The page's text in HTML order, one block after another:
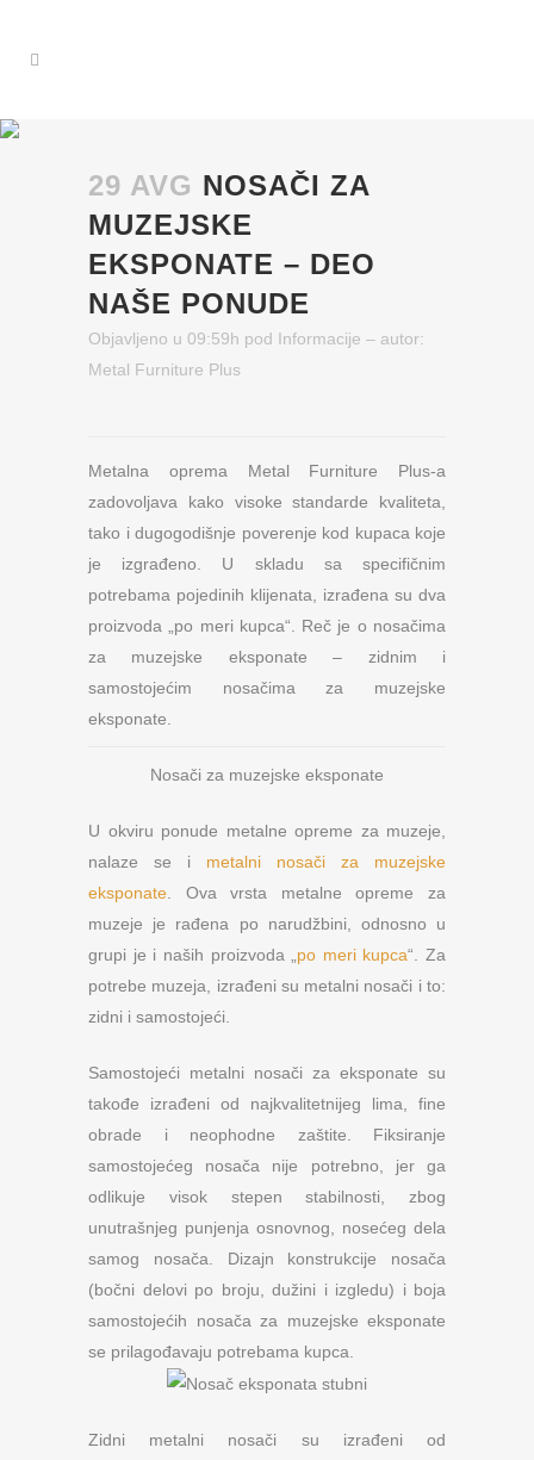
29 AVG NOSAČI ZA
MUZEJSKE
EKSPONATE – DEO
NAŠE PONUDE
Objavljeno u 09:59h pod Informacije – autor:
Metal Furniture Plus
Metalna oprema Metal Furniture Plus-a
zadovoljava kako visoke standarde kvaliteta,
tako i dugogodišnje poverenje kod kupaca koje
je izgrađeno. U skladu sa specifičnim
potrebama pojedinih klijenata, izrađena su dva
proizvoda „po meri kupca“. Reč je o nosačima
za muzejske eksponate – zidnim i
samostojećim nosačima za muzejske
eksponate.
Nosači za muzejske eksponate
U okviru ponude metalne opreme za muzeje,
nalaze se i metalni nosači za muzejske
eksponate . Ova vrsta metalne opreme za
muzeje je rađena po narudžbini, odnosno u
grupi je i naših proizvoda „ po meri kupca“. Za
potrebe muzeja, izrađeni su metalni nosači i to:
zidni i samostojeći.
Samostojeći metalni nosači za eksponate su
takođe izrađeni od najkvalitetnijeg lima, fine
obrade i neophodne zaštite. Fiksiranje
samostojećeg nosača nije potrebno, jer ga
odlikuje visok stepen stabilnosti, zbog
unutrašnjeg punjenja osnovnog, nosećeg dela
samog nosača. Dizajn konstrukcije nosača
(bočni delovi po broju, dužini i izgledu) i boja
samostojećih nosača za muzejske eksponate
se prilagođavaju potrebama kupca.
Zidni metalni nosači su izrađeni od